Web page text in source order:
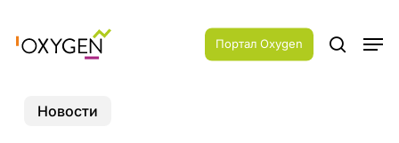
main
Портал Oxygen search
Новости